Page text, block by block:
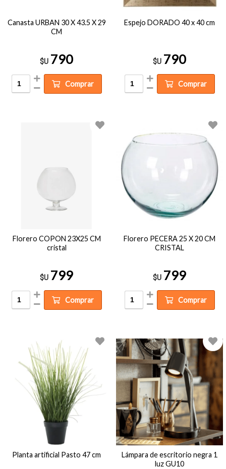
Canasta URBAN 30 X 43.5 X 29
CM
$U 790
Comprar
Espejo DORADO 40 x 40 cm
$U 790
Comprar
Florero COPON 23X25 CM
cristal
$U 799
Comprar
Florero PECERA 25 X 20 CM
CRISTAL
$U 799
Comprar
Planta artificial Pasto 47 cm
Lámpara de escritorio negra 1
luz GU10